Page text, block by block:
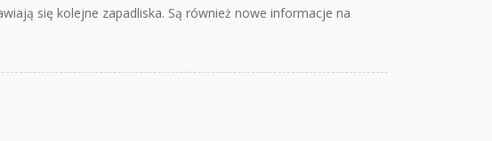
się kolejne zapadliska. Są również nowe informacje na